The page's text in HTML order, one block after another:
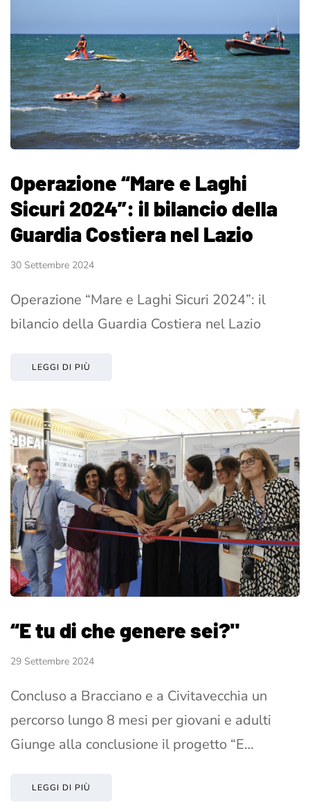
Operazione “Mare e Laghi
Sicuri 2024”: il bilancio della
Guardia Costiera nel Lazio
30 Settembre 2024
Operazione “Mare e Laghi Sicuri 2024”: il
bilancio della Guardia Costiera nel Lazio
LEGGI DI PIÙ
“E tu di che genere sei?"
29 Settembre 2024
Concluso a Bracciano e a Civitavecchia un
percorso lungo 8 mesi per giovani e adulti
Giunge alla conclusione il progetto “E…
LEGGI DI PIÙ